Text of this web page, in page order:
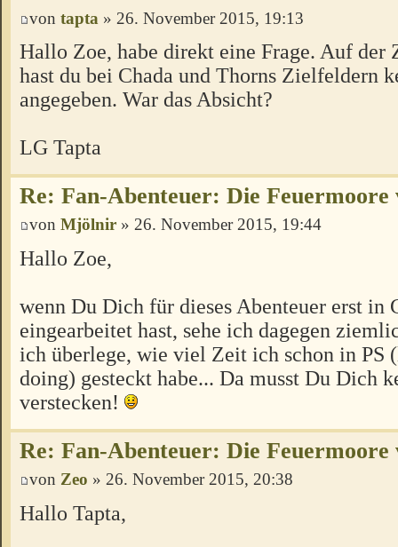
von tapta » 26. November 2015, 19:13
Hallo Zoe, habe direkt eine Frage. Auf der
hast du bei Chada und Thorns Zielfeldern
angegeben. War das Absicht?
LG Tapta
Re: Fan-Abenteuer: Die Feuermoore
von Mjölnir » 26. November 2015, 19:44
Hallo Zoe,
wenn Du Dich für dieses Abenteuer erst in
eingearbeitet hast, sehe ich dagegen
ich überlege, wie viel Zeit ich schon in PS
doing) gesteckt habe... Da musst Du Dich
verstecken!
Re: Fan-Abenteuer: Die Feuermoore
von Zeo » 26. November 2015, 20:38
Hallo Tapta,